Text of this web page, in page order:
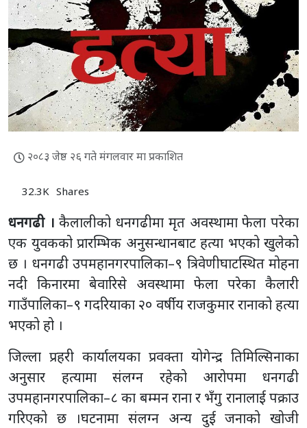
२०८३ जेष्ठ २६ गते मंगलवार मा प्रकाशित
32.3K Shares
धनगढी ।कैलालीको धनगढीमा मृत अवस्थामा फेला परेका
एक युवकको प्रारम्भिक अनुसन्धानबाट हत्या भएको खुलेको
छ । धनगढी उपमहानगरपालिका–९ त्रिवेणीघाटस्थित मोहना
नदी किनारमा बेवारिसे अवस्थामा फेला परेका कैलारी
गाउँपालिका–९ गदरियाका २० वर्षीय राजकुमार रानाको हत्या
भएको हो ।
जिल्ला प्रहरी कार्यालयका प्रवक्ता योगेन्द्र तिमिल्सिनाका
अनुसार हत्यामा संलग्न रहेको आरोपमा धनगढी
उपमहानगरपालिका–८ का बम्मन राना र भँगु रानालाई पक्राउ
गरिएको छ ।घटनामा संलग्न अन्य दुई जनाको खोजी